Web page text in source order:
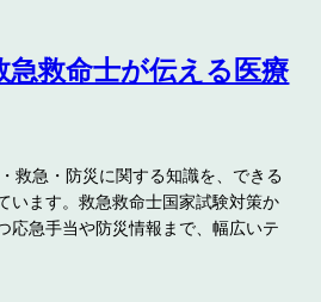
急救命士が伝える医療
救急・防災に関する知識を、できる
います。救急救命士国家試験対策か
応急手当や防災情報まで、幅広いテ